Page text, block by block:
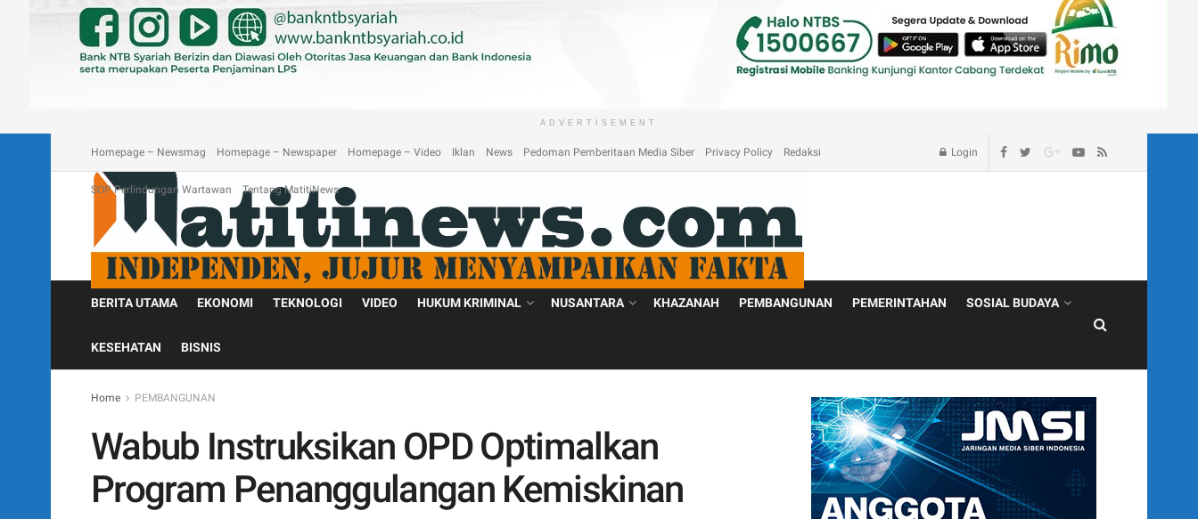
ADVERTISEMENT
Homepage – Newsmag Homepage – Newspaper Homepage – Video Iklan News Pedoman Pemberitaan Media Siber Privacy Policy Redaksi
SOP Perlindungan Wartawan Tentang MatitiNews
Login
BERITA UTAMA EKONOMI TEKNOLOGI VIDEO HUKUM KRIMINAL NUSANTARA KHAZANAH PEMBANGUNAN PEMERINTAHAN SOSIAL BUDAYA
KESEHATAN BISNIS
Home PEMBANGUNAN
Wabub Instruksikan OPD Optimalkan
Program Penanggulangan Kemiskinan